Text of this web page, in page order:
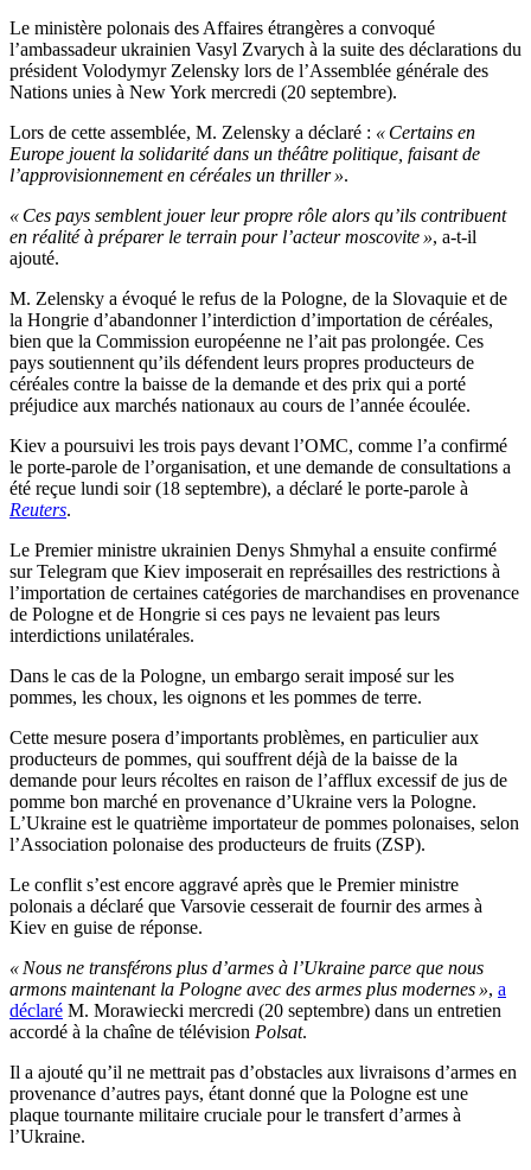
Le ministère polonais des Affaires étrangères a convoqué
l’ambassadeur ukrainien Vasyl Zvarych à la suite des déclarations du
président Volodymyr Zelensky lors de l’Assemblée générale des
Nations unies à New York mercredi (20 septembre).
Lors de cette assemblée, M. Zelensky a déclaré : « Certains en
Europe jouent la solidarité dans un théâtre politique, faisant de
l’approvisionnement en céréales un thriller ».
« Ces pays semblent jouer leur propre rôle alors qu’ils contribuent
en réalité à préparer le terrain pour l’acteur moscovite », a-t-il
ajouté.
M. Zelensky a évoqué le refus de la Pologne, de la Slovaquie et de
la Hongrie d’abandonner l’interdiction d’importation de céréales,
bien que la Commission européenne ne l’ait pas prolongée. Ces
pays soutiennent qu’ils défendent leurs propres producteurs de
céréales contre la baisse de la demande et des prix qui a porté
préjudice aux marchés nationaux au cours de l’année écoulée.
Kiev a poursuivi les trois pays devant l’OMC, comme l’a confirmé
le porte-parole de l’organisation, et une demande de consultations a
été reçue lundi soir (18 septembre), a déclaré le porte-parole à
Reuters.
Le Premier ministre ukrainien Denys Shmyhal a ensuite confirmé
sur Telegram que Kiev imposerait en représailles des restrictions à
l’importation de certaines catégories de marchandises en provenance
de Pologne et de Hongrie si ces pays ne levaient pas leurs
interdictions unilatérales.
Dans le cas de la Pologne, un embargo serait imposé sur les
pommes, les choux, les oignons et les pommes de terre.
Cette mesure posera d’importants problèmes, en particulier aux
producteurs de pommes, qui souffrent déjà de la baisse de la
demande pour leurs récoltes en raison de l’afflux excessif de jus de
pomme bon marché en provenance d’Ukraine vers la Pologne.
L’Ukraine est le quatrième importateur de pommes polonaises, selon
l’Association polonaise des producteurs de fruits (ZSP).
Le conflit s’est encore aggravé après que le Premier ministre
polonais a déclaré que Varsovie cesserait de fournir des armes à
Kiev en guise de réponse.
« Nous ne transférons plus d’armes à l’Ukraine parce que nous
armons maintenant la Pologne avec des armes plus modernes », a
déclaré M. Morawiecki mercredi (20 septembre) dans un entretien
accordé à la chaîne de télévision Polsat.
Il a ajouté qu’il ne mettrait pas d’obstacles aux livraisons d’armes en
provenance d’autres pays, étant donné que la Pologne est une
plaque tournante militaire cruciale pour le transfert d’armes à
l’Ukraine.